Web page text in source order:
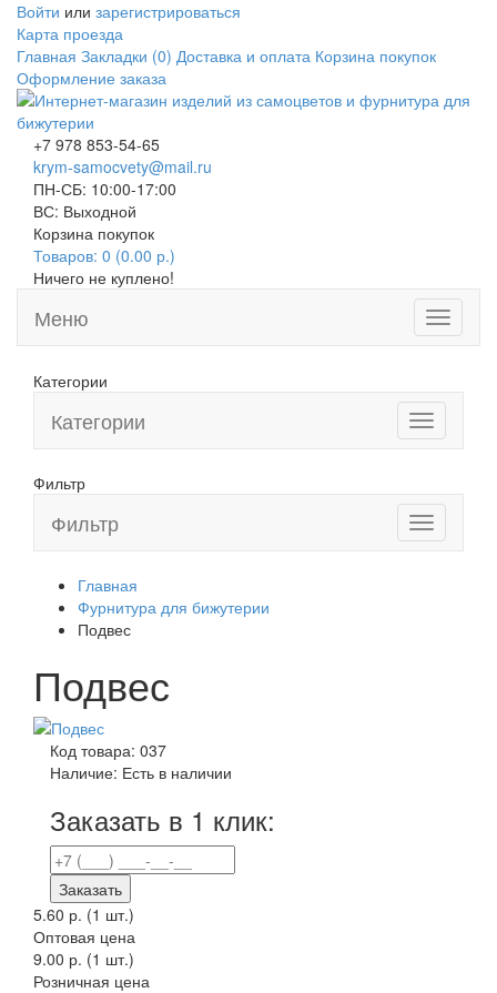
Войти или зарегистрироваться
Карта проезда
Главная Закладки (0) Доставка и оплата Корзина покупок
Оформление заказа
+7 978 853-54-65
krym-samocvety@mail.ru
ПН-СБ: 10:00-17:00
ВС: Выходной
Корзина покупок
Товаров: 0 (0.00 р.)
Ничего не куплено!
Toggle
Меню
Категории
Toggle
navigation
Категории
Фильтр
Toggle
navigation
Фильтр
Главная
Фурнитура для бижутерии
Подвес
Подвес
Код товара: 037
Наличие: Есть в наличии
Заказать в 1 клик:
Заказать
5.60 р. (1 шт.)
Оптовая цена
9.00 р. (1 шт.)
Розничная цена